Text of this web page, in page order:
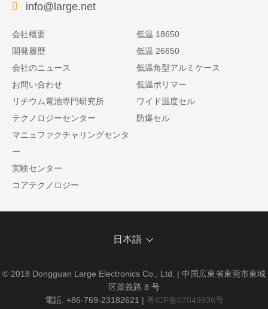
info@large.net
会社概要
開発履歴
会社のニュース
お問い合わせ
リチウム電池専門研究所
テクノロジーセンター
マニュファクチャリングセンタ
ー
実験センター
コアテクノロジー
低温 18650
低温 26650
低温角型アルミケース
低温ポリマー
ワイド温度セル
防爆セル
日本語
© 2018 Dongguan Large Electronics Co., Ltd. | 中国広東省東莞市東城
区景義路 8 号
電話. +86-769-23182621 | 粤ICP备07049936号